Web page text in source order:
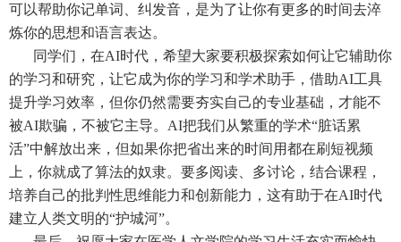
可以帮助你记单词、纠发音，是为了让你有更多的时间去淬
炼你的思想和语言表达。
同学们，在AI时代，希望大家要积极探索如何让它辅助你
的学习和研究，让它成为你的学习和学术助手，借助AI工具
提升学习效率，但你仍然需要夯实自己的专业基础，才能不
被AI欺骗，不被它主导。AI把我们从繁重的学术“脏话累
活”中解放出来，但如果你把省出来的时间用都在刷短视频
上，你就成了算法的奴隶。要多阅读、多讨论，结合课程，
培养自己的批判性思维能力和创新能力，这有助于在AI时代
建立人类文明的“护城河”。